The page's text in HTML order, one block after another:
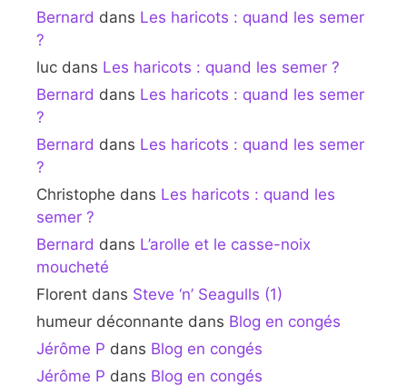
Bernard dans Les haricots : quand les semer
?
luc dans Les haricots : quand les semer ?
Bernard dans Les haricots : quand les semer
?
Bernard dans Les haricots : quand les semer
?
Christophe dans Les haricots : quand les
semer ?
Bernard dans L’arolle et le casse-noix
moucheté
Florent dans Steve ‘n’ Seagulls (1)
humeur déconnante dans Blog en congés
Jérôme P dans Blog en congés
Jérôme P dans Blog en congés